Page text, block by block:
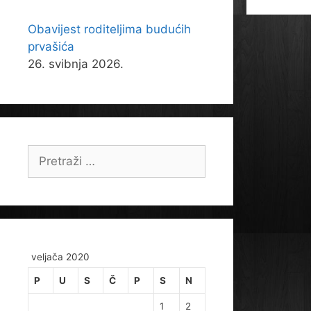
Obavijest roditeljima budućih
prvašića
26. svibnja 2026.
veljača 2020
P U S Č P S N
1 2